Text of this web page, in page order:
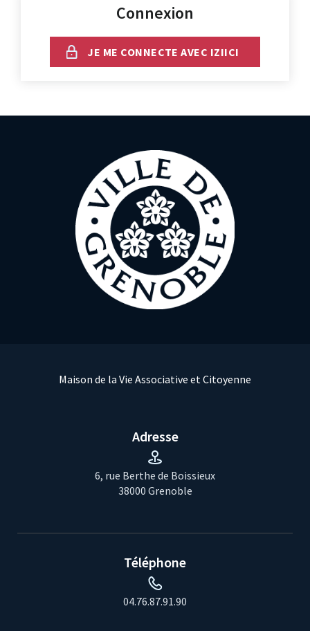
Connexion
JE ME CONNECTE AVEC IZIICI
Maison de la Vie Associative et Citoyenne
Adresse
6, rue Berthe de Boissieux
38000 Grenoble
Téléphone
04.76.87.91.90